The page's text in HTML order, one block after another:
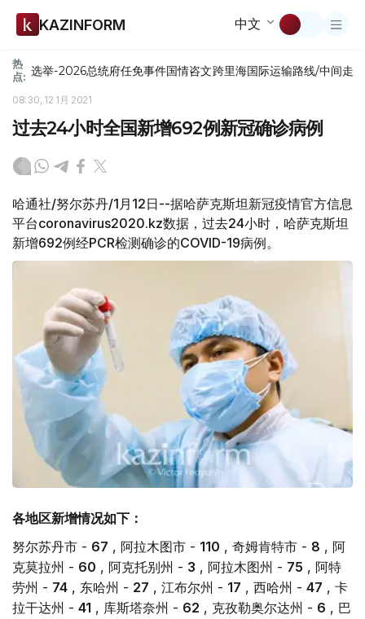
KAZINFORM 中文
热
点: 选举-2026总统府任免事件国情咨文跨里海国际运输路线/中间走廊
08:30, 12 1月 2021
过去24小时全国新增692例新冠确诊病例
哈通社/努尔苏丹/1月12日--据哈萨克斯坦新冠疫情官方信息
平台coronavirus2020.kz数据，过去24小时，哈萨克斯坦
新增692例经PCR检测确诊的COVID-19病例。
各地区新增情况如下：
努尔苏丹市 - 67 , 阿拉木图市 - 110 , 奇姆肯特市 - 8 , 阿
克莫拉州 - 60 , 阿克托别州 - 3 , 阿拉木图州 - 75 , 阿特
劳州 - 74 , 东哈州 - 27 , 江布尔州 - 17 , 西哈州 - 47 , 卡
拉干达州 - 41 , 库斯塔奈州 - 62 , 克孜勒奥尔达州 - 6 , 巴